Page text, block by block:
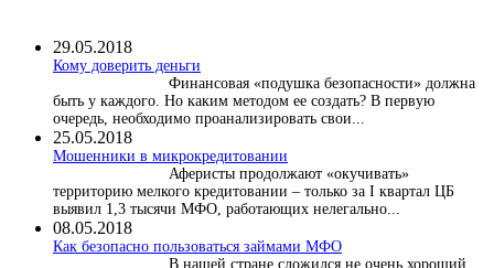
29.05.2018
Кому доверить деньги
Финансовая «подушка безопасности» должна
быть у каждого. Но каким методом ее создать? В первую
очередь, необходимо проанализировать свои...
25.05.2018
Мошенники в микрокредитовании
Аферисты продолжают «окучивать»
территорию мелкого кредитовании – только за I квартал ЦБ
выявил 1,3 тысячи МФО, работающих нелегально...
08.05.2018
Как безопасно пользоваться займами МФО
В нашей стране сложился не очень хороший